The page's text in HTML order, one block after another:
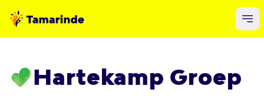
Hartekamp Groep